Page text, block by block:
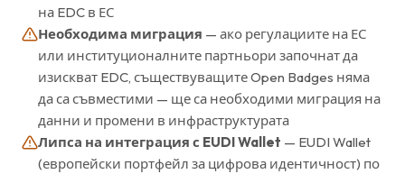
на EDC в ЕС
Необходима миграция — ако регулациите на ЕС
или институционалните партньори започнат да
изискват EDC, съществуващите Open Badges няма
да са съвместими — ще са необходими миграция на
данни и промени в инфраструктурата
Липса на интеграция с EUDI Wallet — EUDI Wallet
(европейски портфейл за цифрова идентичност) по